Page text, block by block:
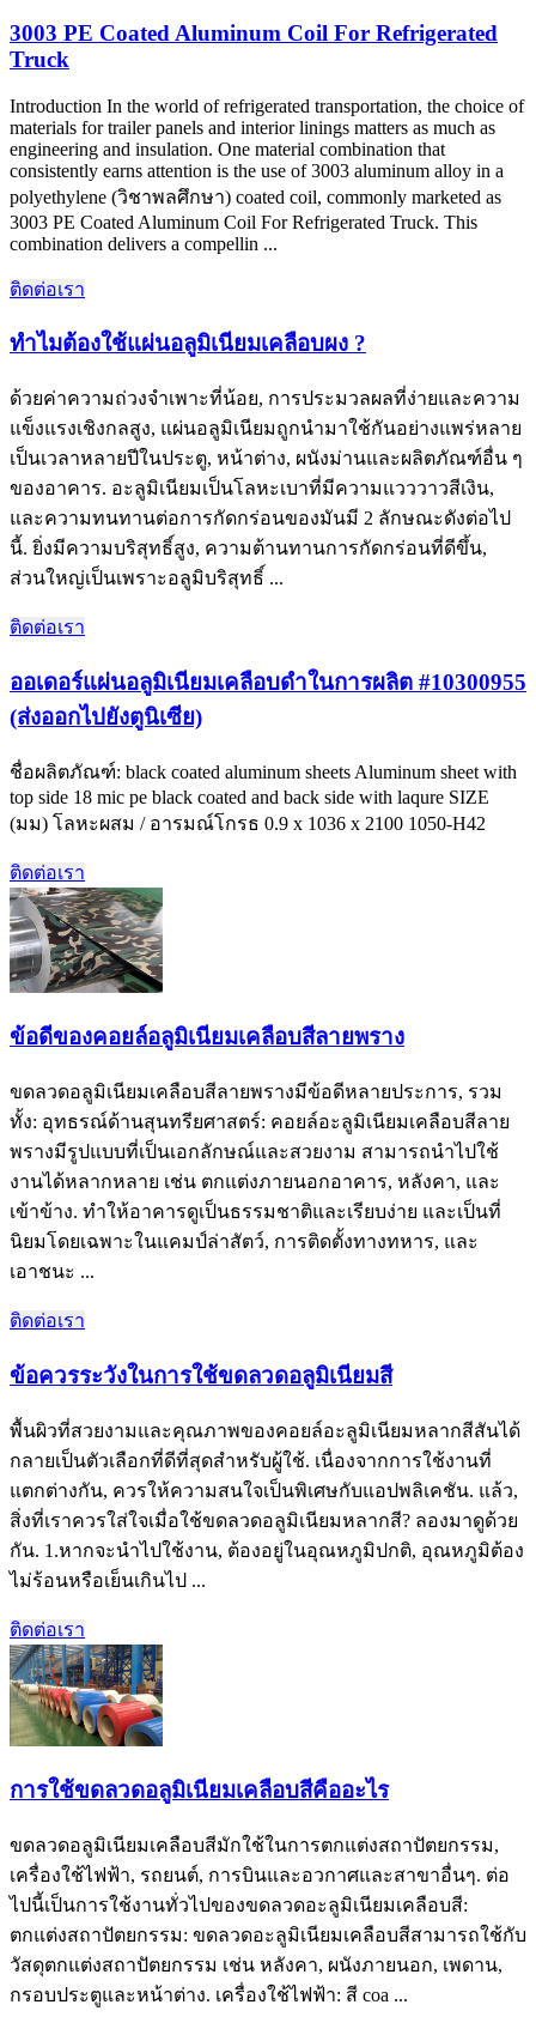
3003 PE Coated Aluminum Coil For Refrigerated
Truck
Introduction In the world of refrigerated transportation, the choice of
materials for trailer panels and interior linings matters as much as
engineering and insulation. One material combination that
consistently earns attention is the use of3003 aluminum alloy in a
polyethylene (วิชาพลศึกษา) coated coil, commonly marketed as
3003 PE Coated Aluminum Coil For Refrigerated Truck. This
combination delivers a compellin ...
ติดต่อเรา
ทำไมต้องใช้แผ่นอลูมิเนียมเคลือบผง ?
ด้วยค่าความถ่วงจำเพาะที่น้อย, การประมวลผลที่ง่ายและความ
แข็งแรงเชิงกลสูง, แผ่นอลูมิเนียมถูกนำมาใช้กันอย่างแพร่หลาย
เป็นเวลาหลายปีในประตู, หน้าต่าง, ผนังม่านและผลิตภัณฑ์อื่น ๆ
ของอาคาร. อะลูมิเนียมเป็นโลหะเบาที่มีความแวววาวสีเงิน,
และความทนทานต่อการกัดกร่อนของมันมี 2 ลักษณะดังต่อไป
นี้. ยิ่งมีความบริสุทธิ์สูง, ความต้านทานการกัดกร่อนที่ดีขึ้น,
ส่วนใหญ่เป็นเพราะอลูมิบริสุทธิ์ ...
ติดต่อเรา
ออเดอร์แผ่นอลูมิเนียมเคลือบดำในการผลิต #10300955
(ส่งออกไปยังตูนิเซีย)
ชื่อผลิตภัณฑ์: black coated aluminum sheets Aluminum sheet with
top side 18 mic pe black coated and back side with laqure SIZE
(มม) โลหะผสม / อารมณ์โกรธ 0.9 x 1036 x 2100 1050-H42
ติดต่อเรา
ข้อดีของคอยล์อลูมิเนียมเคลือบสีลายพราง
ขดลวดอลูมิเนียมเคลือบสีลายพรางมีข้อดีหลายประการ, รวม
ทั้ง: อุทธรณ์ด้านสุนทรียศาสตร์: คอยล์อะลูมิเนียมเคลือบสีลาย
พรางมีรูปแบบที่เป็นเอกลักษณ์และสวยงาม สามารถนำไปใช้
งานได้หลากหลาย เช่น ตกแต่งภายนอกอาคาร, หลังคา, และ
เข้าข้าง. ทำให้อาคารดูเป็นธรรมชาติและเรียบง่าย และเป็นที่
นิยมโดยเฉพาะในแคมป์ล่าสัตว์, การติดตั้งทางทหาร, และ
เอาชนะ ...
ติดต่อเรา
ข้อควรระวังในการใช้ขดลวดอลูมิเนียมสี
พื้นผิวที่สวยงามและคุณภาพของคอยล์อะลูมิเนียมหลากสีสันได้
กลายเป็นตัวเลือกที่ดีที่สุดสำหรับผู้ใช้. เนื่องจากการใช้งานที่
แตกต่างกัน, ควรให้ความสนใจเป็นพิเศษกับแอปพลิเคชัน. แล้ว,
สิ่งที่เราควรใส่ใจเมื่อใช้ขดลวดอลูมิเนียมหลากสี? ลองมาดูด้วย
กัน. 1.หากจะนำไปใช้งาน, ต้องอยู่ในอุณหภูมิปกติ, อุณหภูมิต้อง
ไม่ร้อนหรือเย็นเกินไป ...
ติดต่อเรา
การใช้ขดลวดอลูมิเนียมเคลือบสีคืออะไร
ขดลวดอลูมิเนียมเคลือบสีมักใช้ในการตกแต่งสถาปัตยกรรม,
เครื่องใช้ไฟฟ้า, รถยนต์, การบินและอวกาศและสาขาอื่นๆ. ต่อ
ไปนี้เป็นการใช้งานทั่วไปของขดลวดอะลูมิเนียมเคลือบสี:
ตกแต่งสถาปัตยกรรม: ขดลวดอะลูมิเนียมเคลือบสีสามารถใช้กับ
วัสดุตกแต่งสถาปัตยกรรม เช่น หลังคา, ผนังภายนอก, เพดาน,
กรอบประตูและหน้าต่าง. เครื่องใช้ไฟฟ้า: สี coa ...